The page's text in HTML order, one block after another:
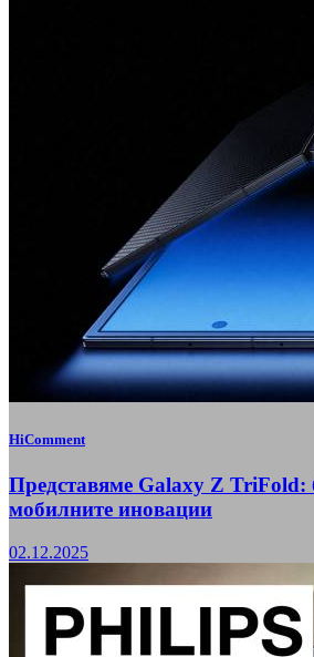
HiComment
Представяме Galaxy Z TriFold:
мобилните иновации
02.12.2025